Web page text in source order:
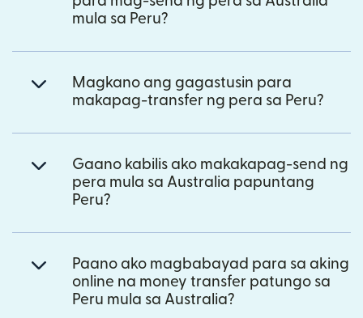
mula sa Peru?
Magkano ang gagastusin para
makapag-transfer ng pera sa Peru?
Gaano kabilis ako makakapag-send ng
pera mula sa Australia papuntang
Peru?
Paano ako magbabayad para sa aking
online na money transfer patungo sa
Peru mula sa Australia?